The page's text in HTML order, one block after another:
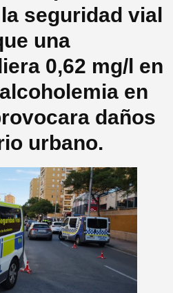
seguridad vial
una
0,62 mg/l en
en
daños
urbano.